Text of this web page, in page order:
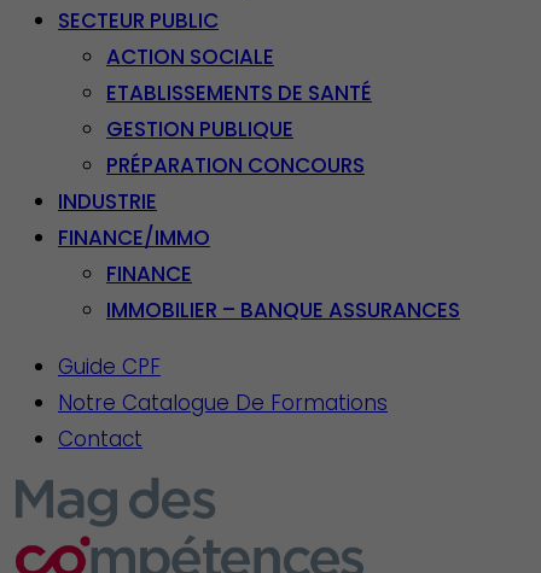
SECTEUR PUBLIC
ACTION SOCIALE
ETABLISSEMENTS DE SANTÉ
GESTION PUBLIQUE
PRÉPARATION CONCOURS
INDUSTRIE
FINANCE/IMMO
FINANCE
IMMOBILIER – BANQUE ASSURANCES
Guide CPF
Notre Catalogue De Formations
Contact